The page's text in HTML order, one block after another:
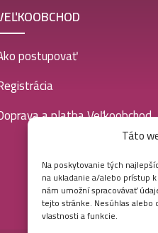
Táto
Na poskytovanie tých
na ukladanie a/alebo prístup
nám umožní spracovávať
tejto stránke. Nesúhlas
vlastnosti a funkcie.
postupovať
a platba Veľkoobchod